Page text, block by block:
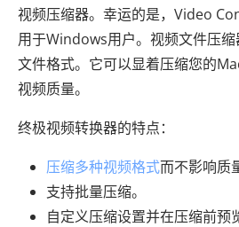
视频压缩器。幸运的是，Video
用于Windows用户。视频文件压
文件格式。它可以显着压缩您的
视频质量。
终极视频转换器的特点：
压缩多种视频格式而不影响质
支持批量压缩。
自定义压缩设置并在压缩前预